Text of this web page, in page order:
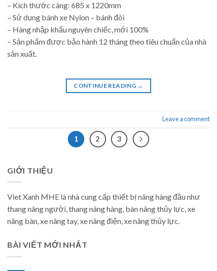
– Kích thước càng: 685 x 1220mm
– Sử dụng bánh xe Nylon – bánh đôi
– Hàng nhập khẩu nguyên chiếc, mới 100%
– Sản phẩm được bảo hành 12 tháng theo tiêu chuẩn của nhà
sản xuất.
CONTINUE READING →
Leave a comment
1 2 3
GIỚI THIỆU
Viet Xanh MHE là nhà cung cấp thiết bị nâng hàng đầu như
thang nâng người, thang nâng hàng, bàn nâng thủy lực, xe
nâng bàn, xe nâng tay, xe nâng điện, xe nâng thủy lực.
BÀI VIẾT MỚI NHẤT